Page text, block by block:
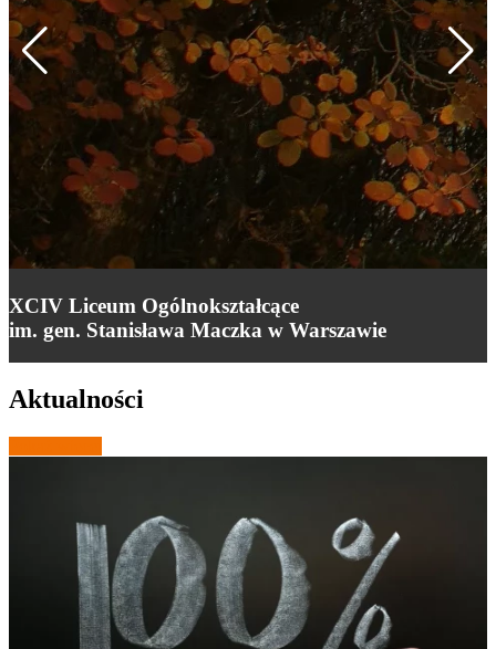
XCIV Liceum Ogólnokształcące
im. gen. Stanisława Maczka w Warszawie
Aktualności